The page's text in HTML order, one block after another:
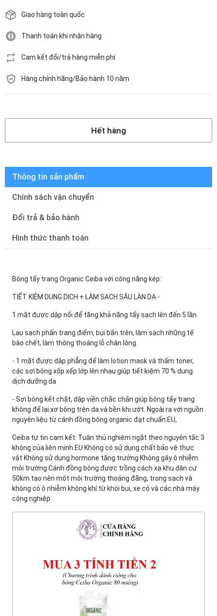
Giao hàng toàn quốc
Thanh toán khi nhận hàng
Cam kết đổi/trả hàng miễn phí
Hàng chính hãng/Bảo hành 10 năm
Hết hàng
Thông tin sản phẩm
Chính sách vận chuyển
Đổi trả & bảo hành
Hình thức thanh toán
Bông tẩy trang Organic Ceiba với công năng kép:
TIẾT KIỆM DUNG DỊCH + LÀM SẠCH SÂU LÀN DA -
1 mặt được dập nổi để tăng khả năng tẩy sạch lên đến 5 lần.
Lau sạch phấn trang điểm, bụi bẩn trên, làm sạch những tế
bào chết, làm thông thoáng lỗ chân lông.
- 1 mặt được dập phẳng để làm lotion mask và thấm toner,
các sợi bông xốp xếp lớp lên nhau giúp tiết kiệm 70 % dung
dịch dưỡng da
- Sợi bông kết chặt, dập viền chắc chắn giúp bông tẩy trang
không để lại xơ bông trên da và bền khi ướt. Ngoài ra với nguồn
nguyên liệu từ cánh đồng bông organic đạt chuẩn EU,
Ceiba tự tin cam kết: Tuân thủ nghiêm ngặt theo nguyên tắc 3
không của liên minh EU Không có sử dụng chất bảo vệ thực
vật Không sử dụng hormone tăng trưởng Không gây ô nhiễm
môi trường Cánh đồng bông được trồng cách xa khu dân cư
50km tạo nên một môi trường thoáng đãng, trong sạch và
không có ô nhiễm không khí từ khói bụi, xe cộ và các nhà máy
công nghiệp.